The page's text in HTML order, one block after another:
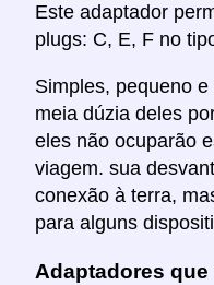
Este adaptador
plugs: C, E, F no
Simples, pequeno
meia dúzia deles
eles não ocuparão
viagem. sua
conexão à terra,
para alguns
Adaptadores